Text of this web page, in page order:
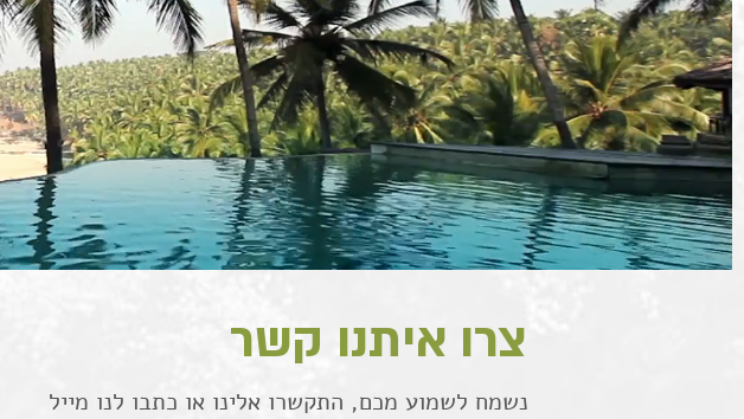
צרו איתנו קשר
נשמח לשמוע מכם, התקשרו אלינו או כתבו לנו מייל